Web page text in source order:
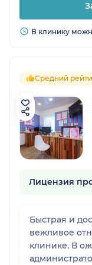
В клинику
Средний
Лицензия
Быстрая и
вежливое
клинике. В